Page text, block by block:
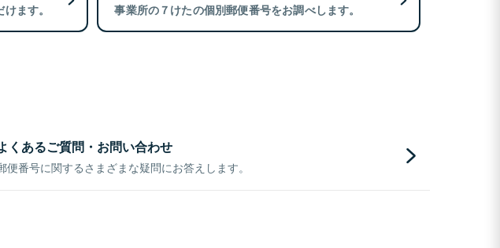
ます。 事業所の７けたの個別郵便番号をお調べします。
くあるご質問・お問い合わせ
便番号に関するさまざまな疑問にお答えします。